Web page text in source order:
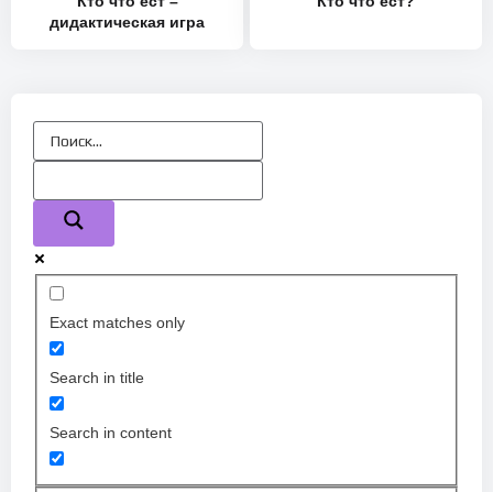
дидактическая игра
Exact matches only
Search in title
Search in content